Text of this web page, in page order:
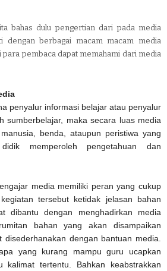
bahas dulu pengertian dari pada media
dengan berbagai macam macam media
pembaca dapat memahami dari media
penyalur informasi belajar atau penyalur
sumberbelajar, maka secara luas media
benda, ataupun peristiwa yang
memperoleh pengetahuan dan
media memiliki peran yang cukup
tersebut ketidak jelasan bahan
dibantu dengan menghadirkan media
bahan yang akan disampaikan
dengan bantuan media.
yang kurang mampu guru ucapkan
kalimat tertentu. Bahkan keabstrakkan